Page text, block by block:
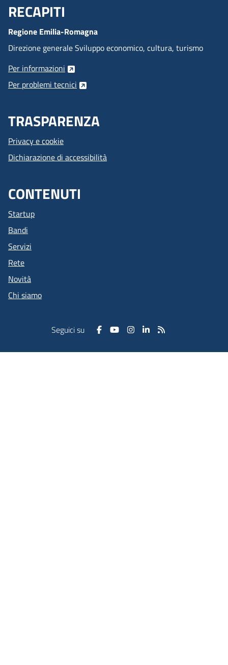
Menu Footer
RECAPITI
Regione Emilia-Romagna
Direzione generale Sviluppo economico, cultura, turismo
Per informazioni
Per problemi tecnici
TRASPARENZA
Privacy e cookie
Dichiarazione di accessibilità
CONTENUTI
Startup
Bandi
Servizi
Rete
Novità
Chi siamo
Seguici su